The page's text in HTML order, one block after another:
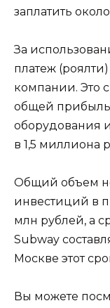
заплатить
За
платеж (роялти)
компании. Это
общей
оборудования
в 1,5 миллиона
Общий объем
инвестиций в
млн рублей, а
Subway
Москве этот
Вы можете